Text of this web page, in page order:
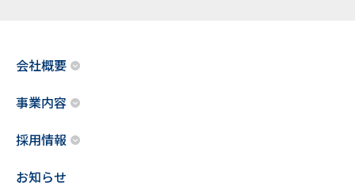
会社概要
事業内容
採用情報
お知らせ